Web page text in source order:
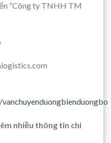
“Công ty TNHH TM
nhiều thông tin chi